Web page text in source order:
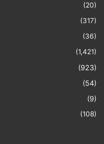
(20)
(317)
(36)
(1,421)
(923)
(54)
(9)
(108)